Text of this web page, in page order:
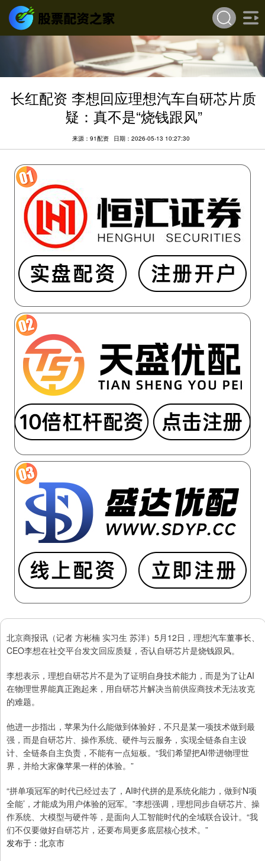
长红配资 李想回应理想汽车自研芯片质
疑：真不是“烧钱跟风”
来源：91配资 日期：2026-05-13 10:27:30
北京商报讯（记者 方彬楠 实习生 苏洋）5月12日，理想汽车董事长、
CEO李想在社交平台发文回应质疑，否认自研芯片是烧钱跟风。
李想表示，理想自研芯片不是为了证明自身技术能力，而是为了让AI
在物理世界能真正跑起来，用自研芯片解决当前供应商技术无法攻克
的难题。
他进一步指出，苹果为什么能做到体验好，不只是某一项技术做到最
强，而是自研芯片、操作系统、硬件与云服务，实现全链条自主设
计、全链条自主负责，不能有一点短板。“我们希望把AI带进物理世
界，并给大家像苹果一样的体验。”
“拼单项冠军的时代已经过去了，AI时代拼的是系统化能力，做到‘N项
全能’，才能成为用户体验的冠军。”李想强调，理想同步自研芯片、操
作系统、大模型与硬件等，是面向人工智能时代的全域联合设计。“我
们不仅要做好自研芯片，还要布局更多底层核心技术。”
发布于：北京市